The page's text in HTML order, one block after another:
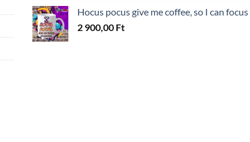
-
Hocus pocus give me coffee, so I can focus
2 900,00 Ft